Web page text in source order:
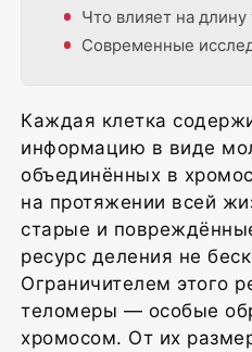
Что влияет на
Современные
Каждая клетка
информацию в виде
объединённых в
на протяжении всей
старые и
ресурс деления не
Ограничителем этого
теломеры — особые
хромосом. От их